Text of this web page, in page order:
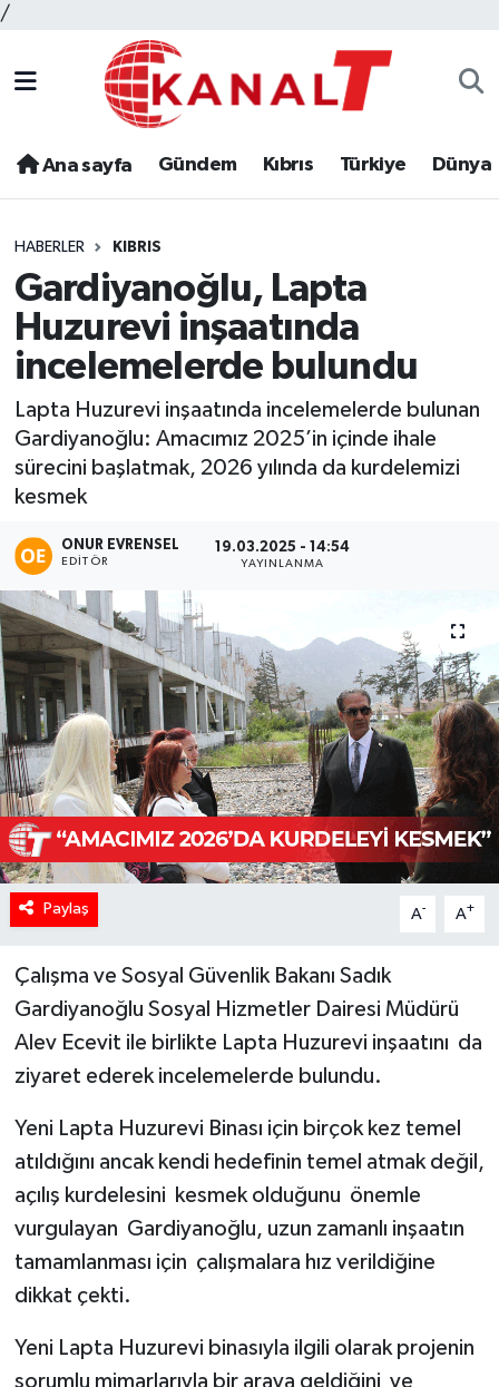
/
Ana sayfa Gündem Kıbrıs Türkiye Dünya
HABERLER KIBRIS
Gardiyanoğlu, Lapta
Huzurevi inşaatında
incelemelerde bulundu
Lapta Huzurevi inşaatında incelemelerde bulunan
Gardiyanoğlu: Amacımız 2025’in içinde ihale
sürecini başlatmak, 2026 yılında da kurdelemizi
kesmek
ONUR EVRENSEL
EDITÖR
19.03.2025 - 14:54
YAYINLANMA
Paylaş A- A+
Çalışma ve Sosyal Güvenlik Bakanı Sadık
Gardiyanoğlu Sosyal Hizmetler Dairesi Müdürü
Alev Ecevit ile birlikte Lapta Huzurevi inşaatını da
ziyaret ederek incelemelerde bulundu.
Yeni Lapta Huzurevi Binası için birçok kez temel
atıldığını ancak kendi hedefinin temel atmak değil,
açılış kurdelesini kesmek olduğunu önemle
vurgulayan Gardiyanoğlu, uzun zamanlı inşaatın
tamamlanması için çalışmalara hız verildiğine
dikkat çekti.
Yeni Lapta Huzurevi binasıyla ilgili olarak projenin
sorumlu mimarlarıyla bir araya geldiğini ve